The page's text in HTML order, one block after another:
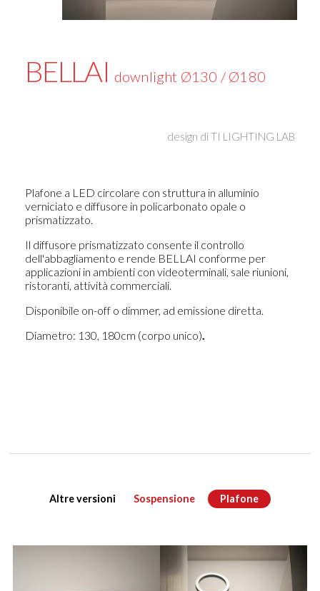
BELLAI downlight Ø130 / Ø180
design diTI LIGHTING LAB
Plafone a LED circolare con struttura in alluminio
verniciato e diffusore in policarbonato opale o
prismatizzato.
Il diffusore prismatizzato consente il controllo
dell'abbagliamento e rende BELLAI conforme per
applicazioni in ambienti con videoterminali, sale riunioni,
ristoranti, attività commerciali.
Disponibile on-off o dimmer, ad emissione diretta.
Diametro: 130, 180cm (corpo unico).